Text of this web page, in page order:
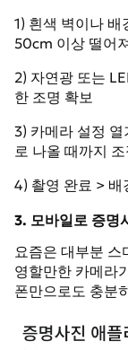
1) 흰색 벽이나
50cm 이상 떨어
2) 자연광 또는
한 조명 확보
3) 카메라 설정
로 나올 때까지 조
4) 촬영 완료 > 배
3. 모바일로 증명
요즘은 대부분
영할만한 카메라
폰만으로도 충분